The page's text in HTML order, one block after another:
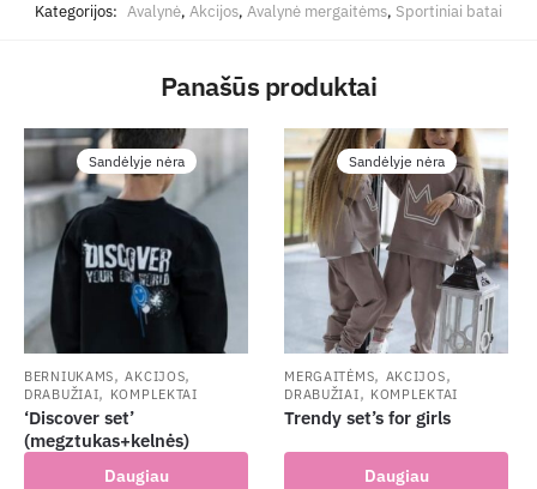
Kategorijos: Avalynė, Akcijos, Avalynė mergaitėms, Sportiniai batai
Panašūs produktai
Sandėlyje nėra
BERNIUKAMS,AKCIJOS,
DRABUŽIAI, KOMPLEKTAI
‘Discover set’
(megztukas+kelnės)
Daugiau
Sandėlyje nėra
MERGAITĖMS, AKCIJOS,
DRABUŽIAI, KOMPLEKTAI
Trendy set’s for girls
Daugiau